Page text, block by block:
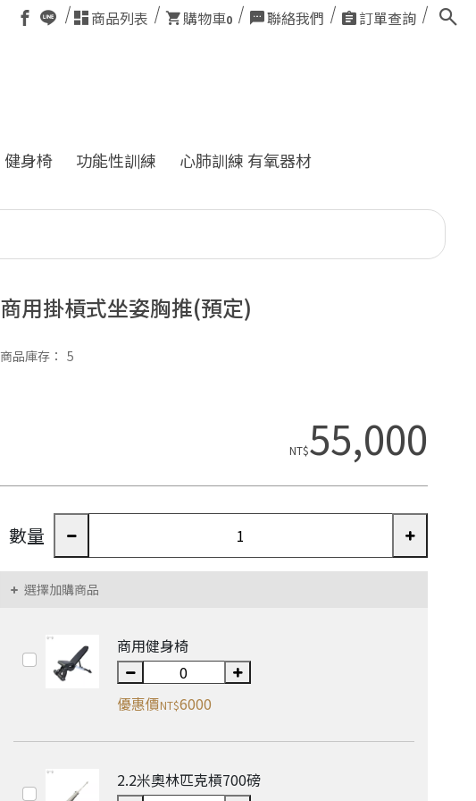
商品列表 購物車0 聯絡我們 訂單查詢
健身椅 功能性訓練 心肺訓練 有氧器材
商用掛槓式坐姿胸推(預定)
商品庫存： 5
NT$55,000
數量
選擇加購商品
商用健身椅
優惠價NT$6000
2.2米奧林匹克槓700磅